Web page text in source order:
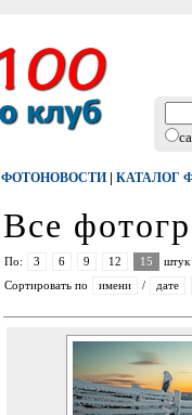
ФОТОНОВОСТИ | КАТАЛОГ
Все
По: 3 6 9 12 15 штук
Сортировать по
имени / дате